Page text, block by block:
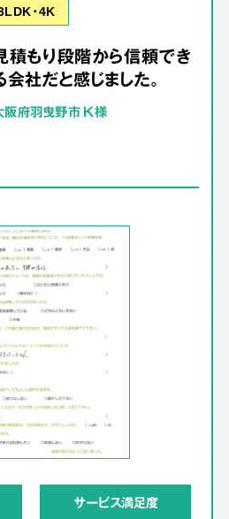
･4K
積もり段階から信頼でき
会社だと感じました。
阪府羽曳野市 K様
サービス満足度